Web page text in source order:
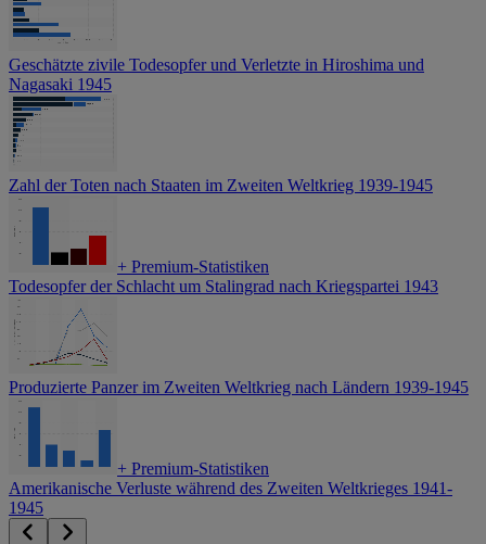
Geschätzte zivile Todesopfer und Verletzte in Hiroshima und
Nagasaki 1945
Zahl der Toten nach Staaten im Zweiten Weltkrieg 1939-1945
+ Premium-Statistiken
Todesopfer der Schlacht um Stalingrad nach Kriegspartei 1943
Produzierte Panzer im Zweiten Weltkrieg nach Ländern 1939-1945
+ Premium-Statistiken
Amerikanische Verluste während des Zweiten Weltkrieges 1941-
1945